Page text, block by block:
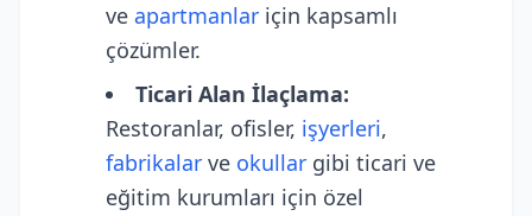
ve apartmanlar için kapsamlı
çözümler.
Ticari Alan İlaçlama:
Restoranlar, ofisler, işyerleri,
fabrikalar ve okullar gibi ticari ve
eğitim kurumları için özel